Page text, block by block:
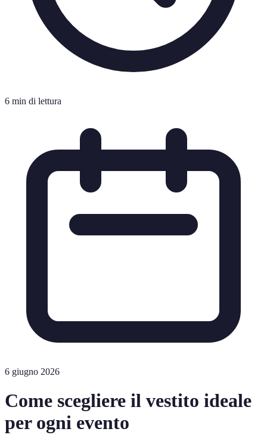
6 min di lettura
6 giugno 2026
Come scegliere il vestito ideale
per ogni evento